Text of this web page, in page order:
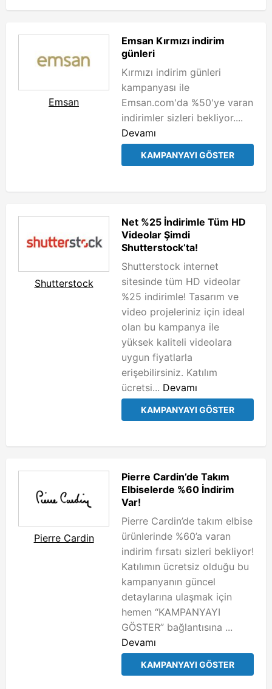
Emsan
Emsan Kırmızı indirim
günleri
Kırmızı indirim günleri
kampanyası ile
Emsan.com'da %50'ye varan
indirimler sizleri bekliyor....
Devamı
KAMPANYAYI GÖSTER
Shutterstock
Net %25 İndirimle Tüm HD
Videolar Şimdi
Shutterstock’ta!
Shutterstock internet
sitesinde tüm HD videolar
%25 indirimle! Tasarım ve
video projeleriniz için ideal
olan bu kampanya ile
yüksek kaliteli videolara
uygun fiyatlarla
erişebilirsiniz. Katılım
ücretsi... Devamı
KAMPANYAYI GÖSTER
Pierre Cardin
Pierre Cardin’de Takım
Elbiselerde %60 İndirim
Var!
Pierre Cardin’de takım elbise
ürünlerinde %60’a varan
indirim fırsatı sizleri bekliyor!
Katılımın ücretsiz olduğu bu
kampanyanın güncel
detaylarına ulaşmak için
hemen “KAMPANYAYI
GÖSTER” bağlantısına ...
Devamı
KAMPANYAYI GÖSTER